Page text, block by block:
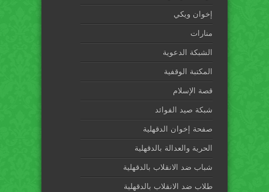
إخوان ويكي
منارات
الشبكة الدعوية
المكتبة الوقفية
قصة الإسلام
شبكة صيد الفوائد
صفحة إخوان الدقهلية
الحرية والعدالة بالدقهلية
شباب ضد الانقلاب بالدقهلية
طلاب ضد الانقلاب بالدقهلية